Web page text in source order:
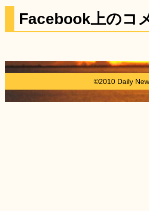
Facebook上のコ
©2010 Daily